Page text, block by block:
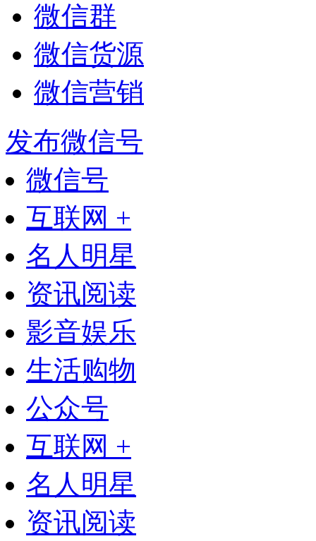
微信群
微信货源
微信营销
发布微信号
微信号
互联网 +
名人明星
资讯阅读
影音娱乐
生活购物
公众号
互联网 +
名人明星
资讯阅读